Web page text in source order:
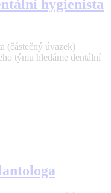
hygienista
(částečný úvazek)
týmu hledáme dentální